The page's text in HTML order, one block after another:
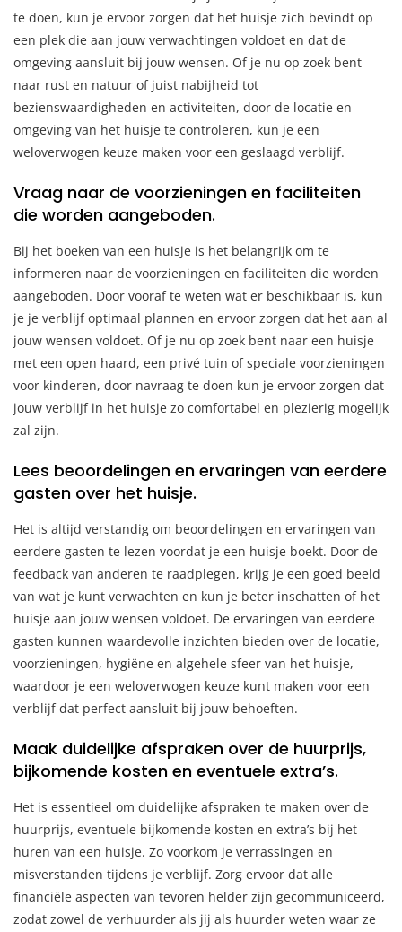
te doen, kun je ervoor zorgen dat het huisje zich bevindt op
een plek die aan jouw verwachtingen voldoet en dat de
omgeving aansluit bij jouw wensen. Of je nu op zoek bent
naar rust en natuur of juist nabijheid tot
bezienswaardigheden en activiteiten, door de locatie en
omgeving van het huisje te controleren, kun je een
weloverwogen keuze maken voor een geslaagd verblijf.
Vraag naar de voorzieningen en faciliteiten
die worden aangeboden.
Bij het boeken van een huisje is het belangrijk om te
informeren naar de voorzieningen en faciliteiten die worden
aangeboden. Door vooraf te weten wat er beschikbaar is, kun
je je verblijf optimaal plannen en ervoor zorgen dat het aan al
jouw wensen voldoet. Of je nu op zoek bent naar een huisje
met een open haard, een privé tuin of speciale voorzieningen
voor kinderen, door navraag te doen kun je ervoor zorgen dat
jouw verblijf in het huisje zo comfortabel en plezierig mogelijk
zal zijn.
Lees beoordelingen en ervaringen van eerdere
gasten over het huisje.
Het is altijd verstandig om beoordelingen en ervaringen van
eerdere gasten te lezen voordat je een huisje boekt. Door de
feedback van anderen te raadplegen, krijg je een goed beeld
van wat je kunt verwachten en kun je beter inschatten of het
huisje aan jouw wensen voldoet. De ervaringen van eerdere
gasten kunnen waardevolle inzichten bieden over de locatie,
voorzieningen, hygiëne en algehele sfeer van het huisje,
waardoor je een weloverwogen keuze kunt maken voor een
verblijf dat perfect aansluit bij jouw behoeften.
Maak duidelijke afspraken over de huurprijs,
bijkomende kosten en eventuele extra’s.
Het is essentieel om duidelijke afspraken te maken over de
huurprijs, eventuele bijkomende kosten en extra’s bij het
huren van een huisje. Zo voorkom je verrassingen en
misverstanden tijdens je verblijf. Zorg ervoor dat alle
financiële aspecten van tevoren helder zijn gecommuniceerd,
zodat zowel de verhuurder als jij als huurder weten waar ze